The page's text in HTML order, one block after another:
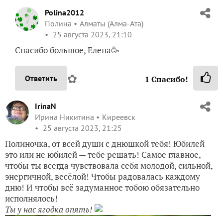
Polina2012
Полина
Алматы (Алма-Ата)
25 августа 2023, 21:10
Спасибо большое, Елена🥳
Ответить ✿ 1 Спасибо!
IrinaN
Ирина Никитина
Киреевск
25 августа 2023, 21:25
Полиночка, от всей души с днюшкой тебя! Юбилей
это или не юбилей — тебе решать! Самое главное,
чтобы ты всегда чувствовала себя молодой, сильной,
энергичной, весёлой! Чтобы радовалась каждому
дню! И чтобы всё задуманное тобою обязательно
исполнялось!
Ты у нас ягодка опять!